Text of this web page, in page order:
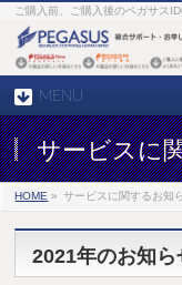
ご購入前、ご購入後のペガサス
MENU
サービスに
HOME » サービスに関するお知
2021年のお知ら